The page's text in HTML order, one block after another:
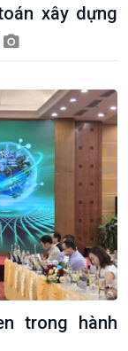
& Biển đảo
nghiệp & Biển
xây dựng
trong hành